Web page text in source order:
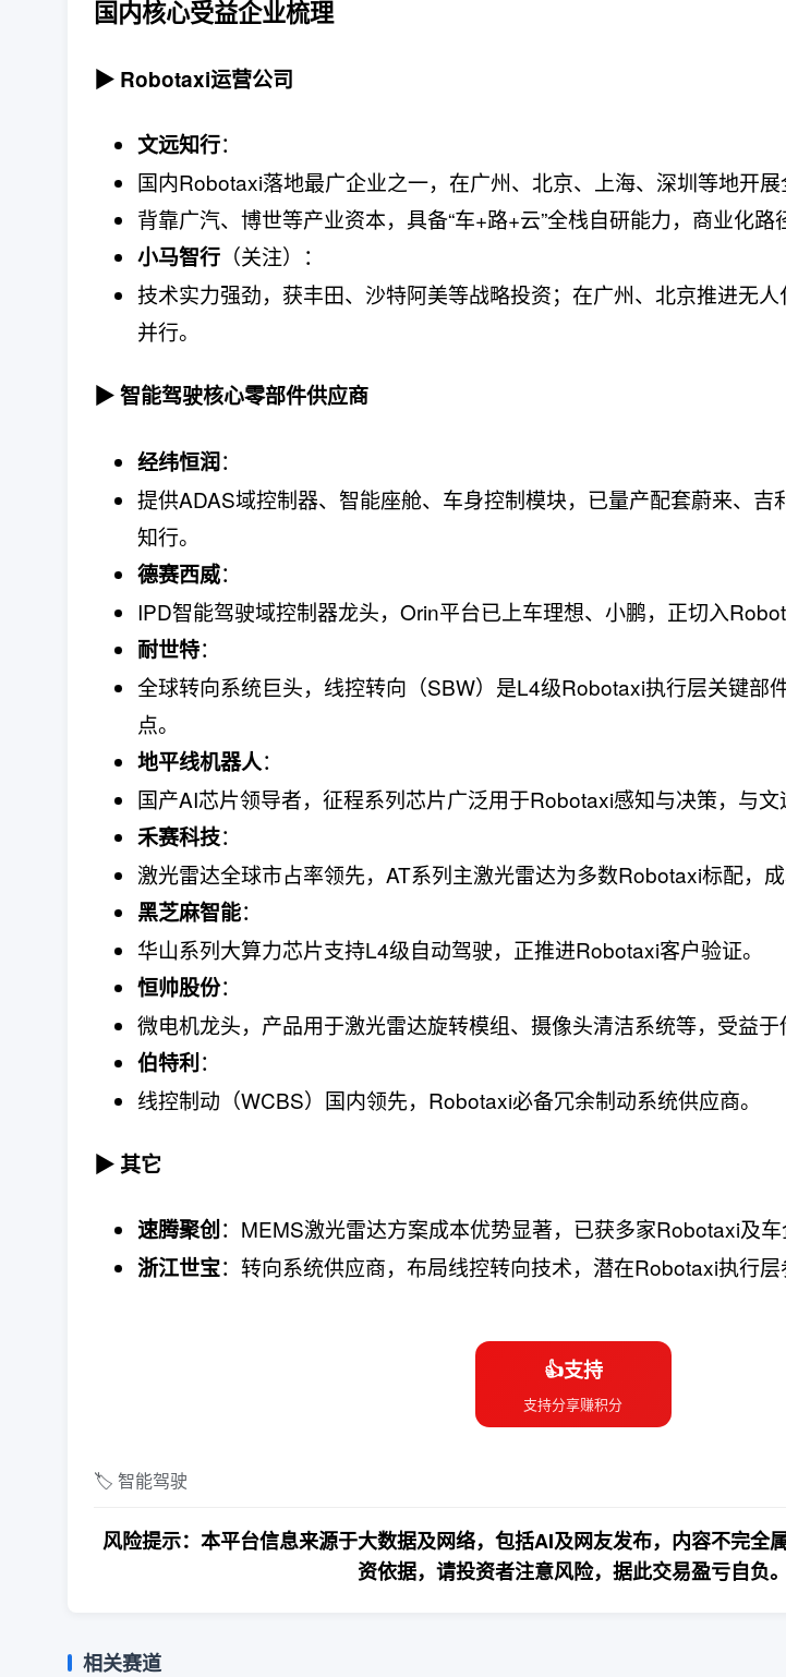
国内核心受益企业梳理
▶ Robotaxi运营公司
文远知行：
国内Robotaxi落地最广企业之一，在广州、北京、上海、深圳等地开展
背靠广汽、博世等产业资本，具备“车+路+云”全栈自研能力，商业化路
小马智行 （关注）：
技术实力强劲，获丰田、沙特阿美等战略投资；在广州、北京推进无
并行。
▶智能驾驶核心零部件供应商
经纬恒润：
提供ADAS域控制器、智能座舱、车身控制模块，已量产配套蔚来、
知行。
德赛西威：
IPD智能驾驶域控制器龙头，Orin平台已上车理想、小鹏，正切入
耐世特：
全球转向系统巨头，线控转向（SBW）是L4级Robotaxi执行层关键部
点。
地平线机器人：
国产AI芯片领导者，征程系列芯片广泛用于Robotaxi感知与决策，与文
禾赛科技：
激光雷达全球市占率领先，AT系列主激光雷达为多数Robotaxi标配，成
黑芝麻智能：
华山系列大算力芯片支持L4级自动驾驶，正推进Robotaxi客户验证。
恒帅股份：
微电机龙头，产品用于激光雷达旋转模组、摄像头清洁系统等，受益于
伯特利：
线控制动（WCBS）国内领先，Robotaxi必备冗余制动系统供应商。
▶ 其它
速腾聚创 ：MEMS激光雷达方案成本优势显著，已获多家Robotaxi及车
浙江世宝：转向系统供应商，布局线控转向技术，潜在Robotaxi执行层
👍支持
支持分享赚积分
🏷️ 智能驾驶
风险提示：本平台信息来源于大数据及网络，包括AI及网友发布，内容不完全
资依据，请投资者注意风险，据此交易盈亏自负。
相关赛道